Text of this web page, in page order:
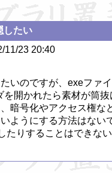
したい
11/23 20:40
いのですが、exeファ
開かれたら素材が筒
暗号化やアクセス権な
ようにする方法はない
たりすることはできな